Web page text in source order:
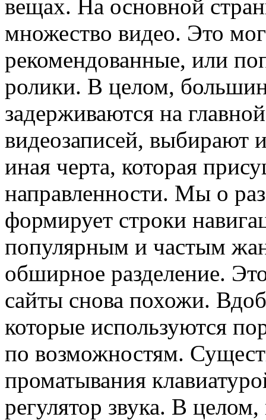
вещах. На основной
множество видео. Это
рекомендованные, или
ролики. В целом,
задерживаются на
видеозаписей, выбирают
иная черта, которая
направленности. Мы о
формирует строки
популярным и частым
обширное разделение.
сайты снова похожи.
которые используются
по возможностям.
проматывания
регулятор звука. В